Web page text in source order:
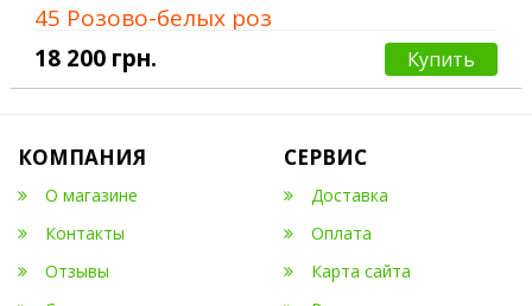
45 Розово-белых роз
18 200 грн.
Купить
КОМПАНИЯ
О магазине
Контакты
Отзывы
СЕРВИС
Доставка
Оплата
Карта сайта